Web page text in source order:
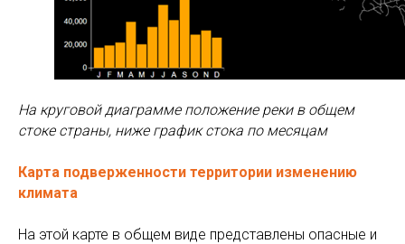
На круговой диаграмме положение реки в общем
стоке страны, ниже график стока по месяцам
Карта подверженности территории изменению
климата
На этой карте в общем виде представлены опасные и